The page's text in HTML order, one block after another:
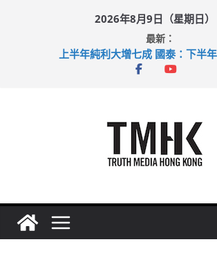
2026年8月9日（星期日）
最新：
上半年純利大增七成 國泰：下半
拜仁熱身賽挫維拉 啟德主場館